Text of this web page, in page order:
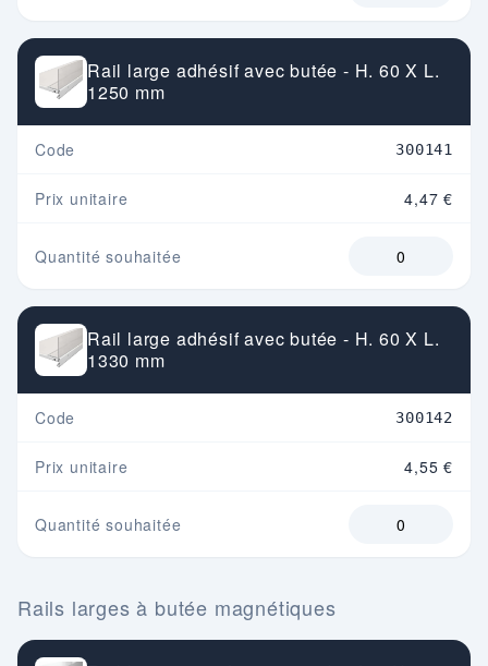
Rail large adhésif avec butée - H. 60 X L.
1250 mm
Code 300141
Prix unitaire 4,47 €
Quantité souhaitée
Rail large adhésif avec butée - H. 60 X L.
1330 mm
Code 300142
Prix unitaire 4,55 €
Quantité souhaitée
Rails larges à butée magnétiques